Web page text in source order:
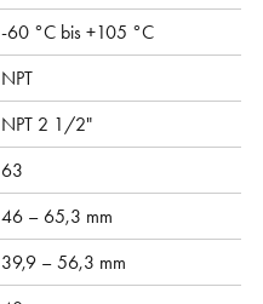
-60 °C bis +105 °C
NPT
NPT 2 1/2"
63
46 – 65,3 mm
39,9 – 56,3 mm